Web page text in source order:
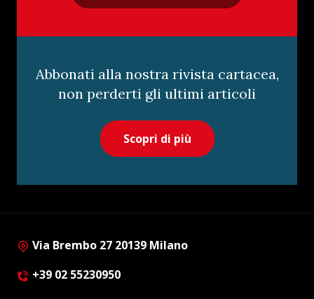
Abbonati alla nostra rivista cartacea,
non perderti gli ultimi articoli
Scopri di più
Via Brembo 27 20139 Milano
+39 02 55230950